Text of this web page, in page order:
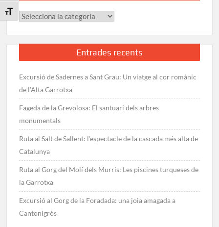
Toggle Font sizeBonaigua
Categories
Entrades recents
Excursió de Sadernes a Sant Grau: Un viatge al cor romànic
de l’Alta Garrotxa
Fageda de la Grevolosa: El santuari dels arbres
monumentals
Ruta al Salt de Sallent: l’espectacle de la cascada més alta de
Catalunya
Ruta al Gorg del Molí dels Murris: Les piscines turqueses de
la Garrotxa
Excursió al Gorg de la Foradada: una joia amagada a
Cantonigròs